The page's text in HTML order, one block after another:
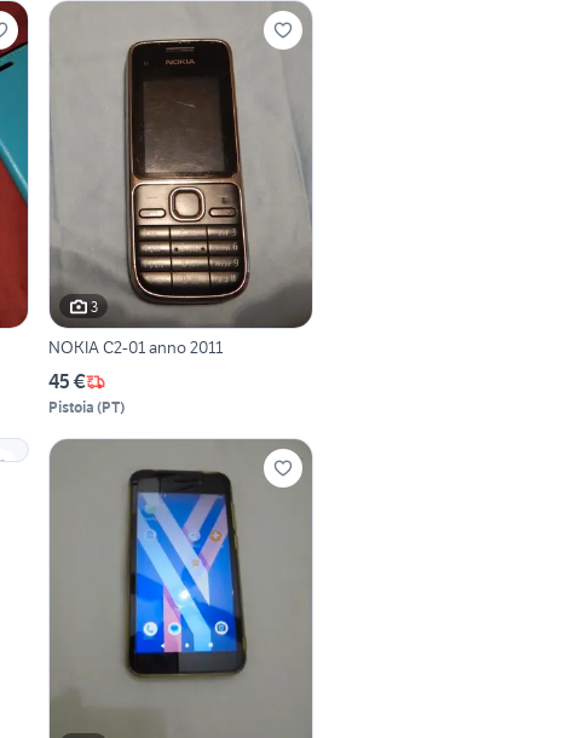
3
NOKIA C2-01 anno 2011
45 €
Pistoia (PT)